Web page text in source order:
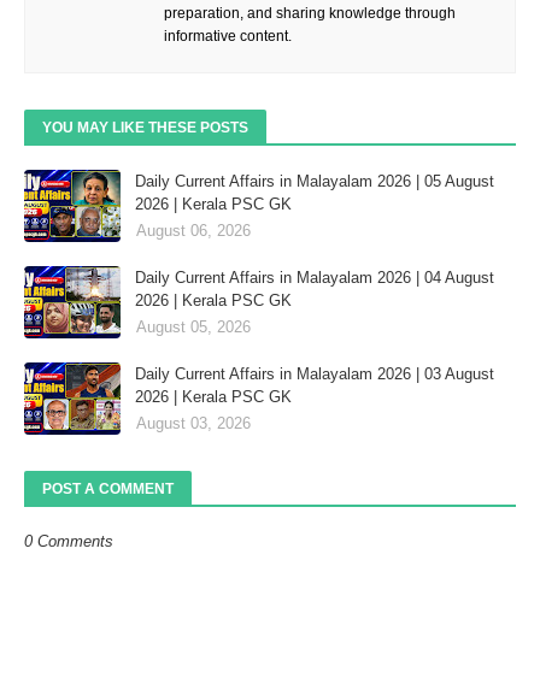
preparation, and sharing knowledge through
informative content.
YOU MAY LIKE THESE POSTS
Daily Current Affairs in Malayalam 2026 | 05 August
2026 | Kerala PSC GK
August 06, 2026
Daily Current Affairs in Malayalam 2026 | 04 August
2026 | Kerala PSC GK
August 05, 2026
Daily Current Affairs in Malayalam 2026 | 03 August
2026 | Kerala PSC GK
August 03, 2026
POST A COMMENT
0 Comments